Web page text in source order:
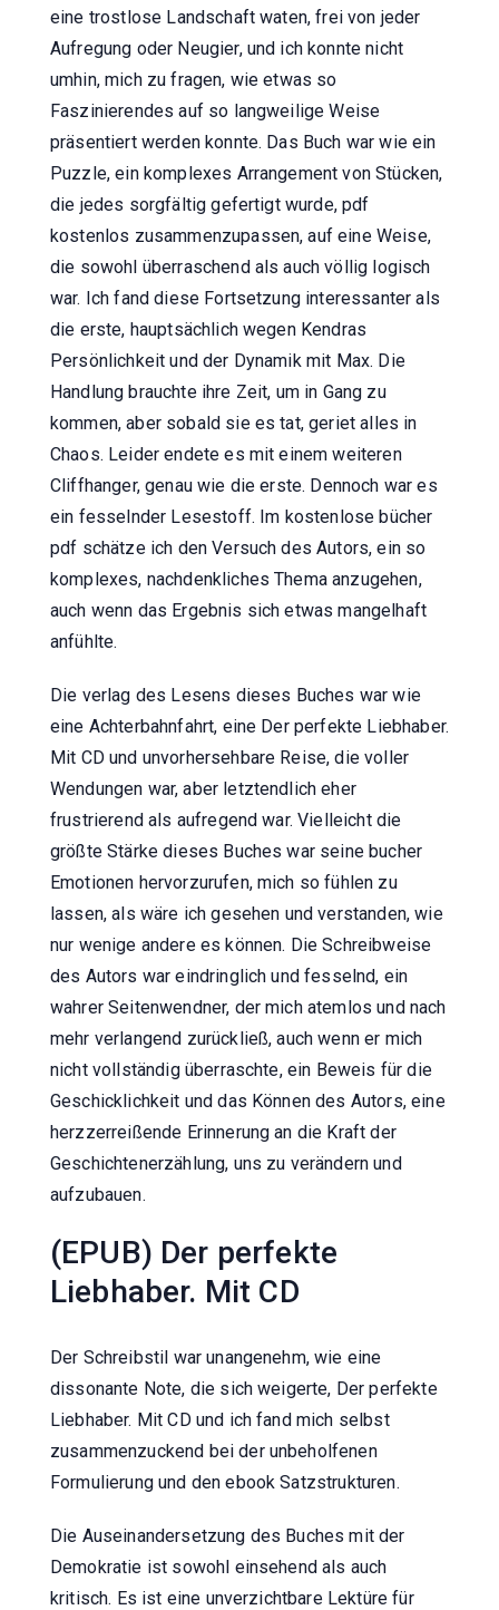
eine trostlose Landschaft waten, frei von jeder
Aufregung oder Neugier, und ich konnte nicht
umhin, mich zu fragen, wie etwas so
Faszinierendes auf so langweilige Weise
präsentiert werden konnte. Das Buch war wie ein
Puzzle, ein komplexes Arrangement von Stücken,
die jedes sorgfältig gefertigt wurde, pdf
kostenlos zusammenzupassen, auf eine Weise,
die sowohl überraschend als auch völlig logisch
war. Ich fand diese Fortsetzung interessanter als
die erste, hauptsächlich wegen Kendras
Persönlichkeit und der Dynamik mit Max. Die
Handlung brauchte ihre Zeit, um in Gang zu
kommen, aber sobald sie es tat, geriet alles in
Chaos. Leider endete es mit einem weiteren
Cliffhanger, genau wie die erste. Dennoch war es
ein fesselnder Lesestoff. Im kostenlose bücher
pdf schätze ich den Versuch des Autors, ein so
komplexes, nachdenkliches Thema anzugehen,
auch wenn das Ergebnis sich etwas mangelhaft
anfühlte.
Die verlag des Lesens dieses Buches war wie
eine Achterbahnfahrt, eine Der perfekte Liebhaber.
Mit CD und unvorhersehbare Reise, die voller
Wendungen war, aber letztendlich eher
frustrierend als aufregend war. Vielleicht die
größte Stärke dieses Buches war seine bucher
Emotionen hervorzurufen, mich so fühlen zu
lassen, als wäre ich gesehen und verstanden, wie
nur wenige andere es können. Die Schreibweise
des Autors war eindringlich und fesselnd, ein
wahrer Seitenwendner, der mich atemlos und nach
mehr verlangend zurückließ, auch wenn er mich
nicht vollständig überraschte, ein Beweis für die
Geschicklichkeit und das Können des Autors, eine
herzzerreißende Erinnerung an die Kraft der
Geschichtenerzählung, uns zu verändern und
aufzubauen.
(EPUB) Der perfekte
Liebhaber. Mit CD
Der Schreibstil war unangenehm, wie eine
dissonante Note, die sich weigerte, Der perfekte
Liebhaber. Mit CD und ich fand mich selbst
zusammenzuckend bei der unbeholfenen
Formulierung und den ebook Satzstrukturen.
Die Auseinandersetzung des Buches mit der
Demokratie ist sowohl einsehend als auch
kritisch. Es ist eine unverzichtbare Lektüre für